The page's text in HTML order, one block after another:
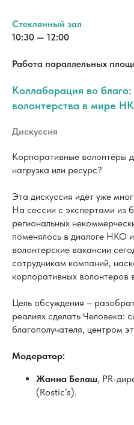
волонтерства в мире
Корпоративные волонтёры
нагрузка или ресурс?
Эта дискуссия идёт уже
региональных
волонтерские вакансии
сотрудникам компаний,
Цель обсуждения –
реалиях сделать Человека:
благополучателя, центром
Модератор:
(Rostic’s).
Юлия Артюхина
партнерами,
детям» (МОО